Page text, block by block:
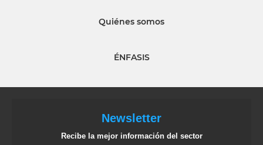
Quiénes somos
ÉNFASIS
Newsletter
Recibe la mejor información del sector